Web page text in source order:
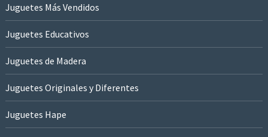
Juguetes Más Vendidos
Juguetes Educativos
Juguetes de Madera
Juguetes Originales y Diferentes
Juguetes Hape